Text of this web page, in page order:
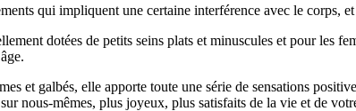
qui impliquent une certaine interférence avec le corps,
dotées de petits seins plats et minuscules et pour les
et galbés, elle apporte toute une série de sensations
nous-mêmes, plus joyeux, plus satisfaits de la vie et de